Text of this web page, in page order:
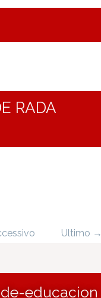
RADA
Ultimo →
educacion